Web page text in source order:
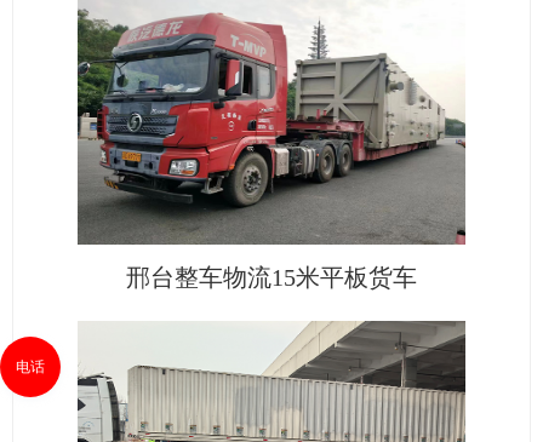
邢台整车物流15米平板货车
电话